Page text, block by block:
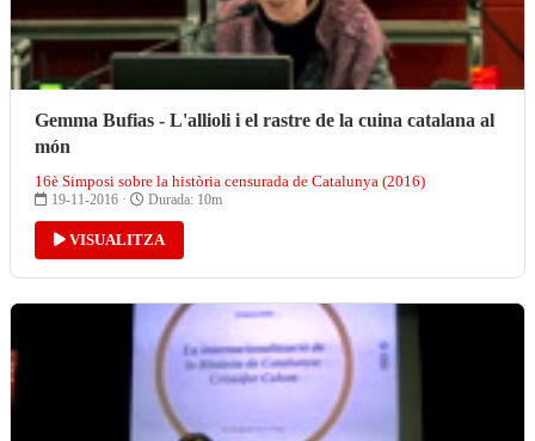
Gemma Bufias - L'allioli i el rastre de la cuina catalana al
món
16è Simposi sobre la història censurada de Catalunya (2016)
19-11-2016 · Durada: 10m
VISUALITZA